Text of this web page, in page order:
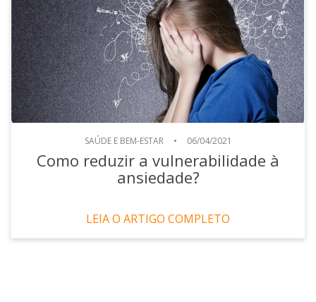
SAÚDE E BEM-ESTAR • 06/04/2021
Como reduzir a vulnerabilidade à
ansiedade?
LEIA O ARTIGO COMPLETO